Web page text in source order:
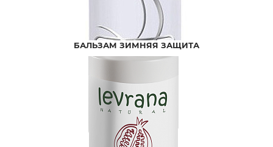
БАЛЬЗАМ ЗИМНЯЯ ЗАЩИТА